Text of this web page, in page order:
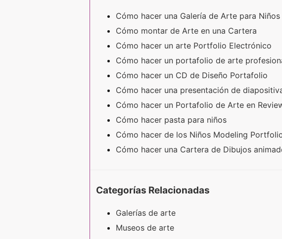
Cómo hacer una Galería de Arte para Niños
Cómo montar de Arte en una Cartera
Cómo hacer un arte Portfolio Electrónico
Cómo hacer un portafolio de arte
Cómo hacer un CD de Diseño Portafolio
Cómo hacer una presentación de
Cómo hacer un Portafolio de Arte en
Cómo hacer pasta para niños
Cómo hacer de los Niños Modeling
Cómo hacer una Cartera de Dibujos
Categorías Relacionadas
Galerías de arte
Museos de arte